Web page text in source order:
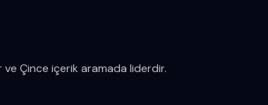
Çince içerik aramada liderdir.